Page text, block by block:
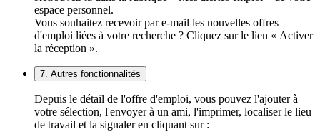
espace personnel.
Vous souhaitez recevoir par e-mail les nouvelles offres
d'emploi liées à votre recherche ? Cliquez sur le lien « Activer
la réception ».
7. Autres fonctionnalités
Depuis le détail de l'offre d'emploi, vous pouvez l'ajouter à
votre sélection, l'envoyer à un ami, l'imprimer, localiser le lieu
de travail et la signaler en cliquant sur :